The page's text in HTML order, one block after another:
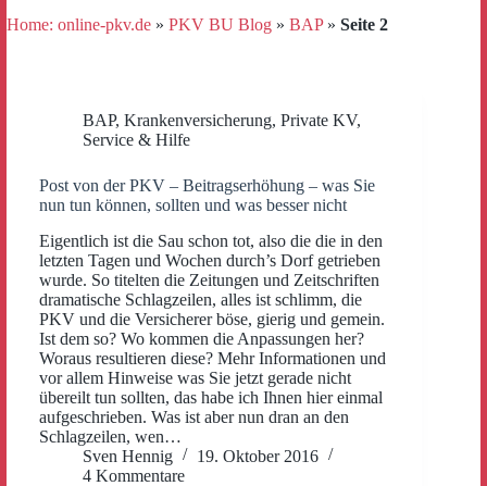
Home: online-pkv.de » PKV BU Blog » BAP» Seite 2
BAP, Krankenversicherung, Private KV,
Service & Hilfe
Post von der PKV – Beitragserhöhung – was Sie
nun tun können, sollten und was besser nicht
Eigentlich ist die Sau schon tot, also die die in den
letzten Tagen und Wochen durch’s Dorf getrieben
wurde. So titelten die Zeitungen und Zeitschriften
dramatische Schlagzeilen, alles ist schlimm, die
PKV und die Versicherer böse, gierig und gemein.
Ist dem so? Wo kommen die Anpassungen her?
Woraus resultieren diese? Mehr Informationen und
vor allem Hinweise was Sie jetzt gerade nicht
übereilt tun sollten, das habe ich Ihnen hier einmal
aufgeschrieben. Was ist aber nun dran an den
Schlagzeilen, wen…
Sven Hennig
19. Oktober 2016
4 Kommentare